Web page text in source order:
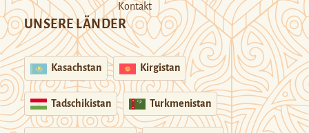
Kontakt
UNSERE LÄNDER
Kasachstan Kirgistan
Tadschikistan Turkmenistan